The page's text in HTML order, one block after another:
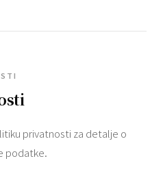
privatnosti za detalje o
podatke.